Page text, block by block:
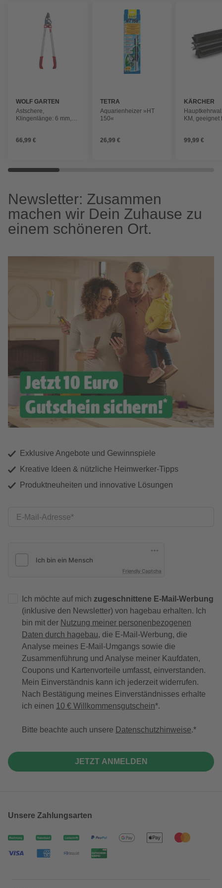
WOLF GARTEN
Astschere,
Klingenlänge: 6 mm,
66,99 €
TETRA
Aquarienheizer »HT
150«
26,99 €
KÄRCHER
KM, geeignet
99,99 €
Newsletter: Zusammen
machen wir Dein Zuhause zu
einem schöneren Ort.
Exklusive Angebote und Gewinnspiele
Kreative Ideen & nützliche Heimwerker-Tipps
Produktneuheiten und innovative Lösungen
E-Mail-Adresse
Friendly Captcha
Ich möchte auf mich zugeschnittene E-Mail-Werbung
(inklusive den Newsletter) von hagebau erhalten. Ich
bin mit der Nutzung meiner personenbezogenen
Daten durch hagebau, die E-Mail-Werbung, die
Analyse meines E-Mail-Umgangs sowie die
Zusammenführung und Analyse meiner Kaufdaten,
Coupons und Kartenvorteile umfasst, einverstanden.
Mein Einverständnis kann ich jederzeit widerrufen.
Nach Bestätigung meines Einverständnisses erhalte
ich einen 10 € Willkommensgutschein*.
Bitte beachte auch unsere Datenschutzhinweise.
JETZT ANMELDEN
Unsere Zahlungsarten